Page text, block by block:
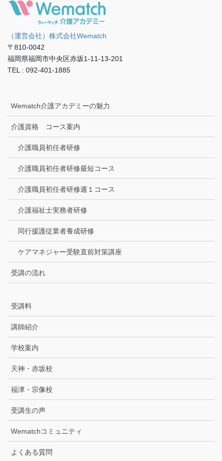
（運営会社）株式会社Wematch
〒810-0042
福岡県福岡市中央区赤坂1-11-13-201
TEL : 092-401-1885
Wematch介護アカデミーの魅力
介護資格 コース案内
介護職員初任者研修
介護職員初任者研修最短コース
介護職員初任者研修週１コース
介護福祉士実務者研修
同行援護従業者養成研修
ケアマネジャー受験直前対策講座
受講の流れ
受講料
講師紹介
学校案内
天神・赤坂校
福津・宗像校
受講生の声
Wematchコミュニティ
よくある質問